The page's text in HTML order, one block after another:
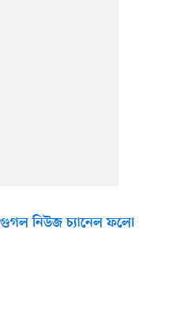
নিউজ চ্যানেল ফলো